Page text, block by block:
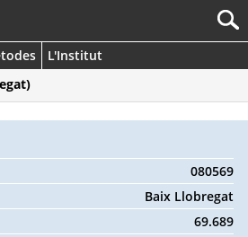
L'Institut
080569
Baix Llobregat
69.689